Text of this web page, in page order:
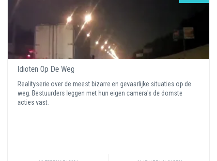
Idioten Op De Weg
Realityserie over de meest bizarre en gevaarlijke situaties op de
weg. Bestuurders leggen met hun eigen camera's de domste
acties vast.